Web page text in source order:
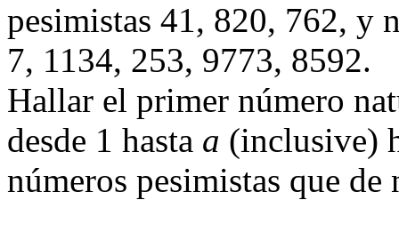
pesimistas 41, 820, 762, y
7, 1134, 253, 9773, 8592.
Hallar el primer número
desde 1 hasta a (inclusive)
números pesimistas que